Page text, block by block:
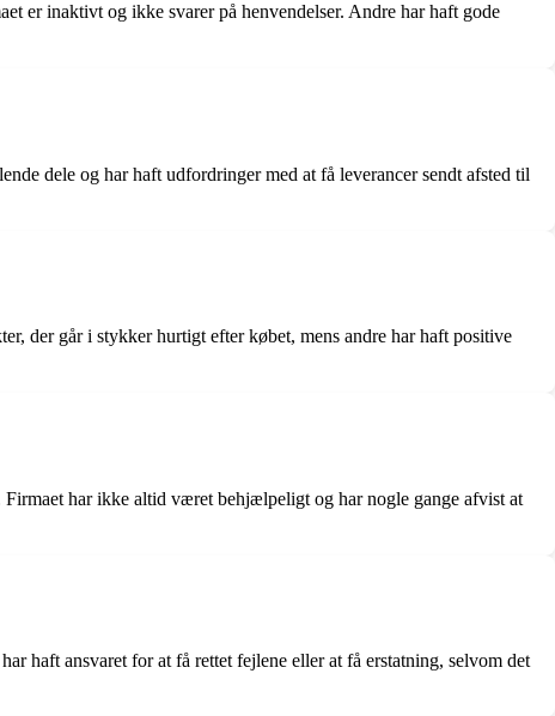
er inaktivt og ikke svarer på henvendelser. Andre har haft gode
dele og har haft udfordringer med at få leverancer sendt afsted til
der går i stykker hurtigt efter købet, mens andre har haft positive
har ikke altid været behjælpeligt og har nogle gange afvist at
haft ansvaret for at få rettet fejlene eller at få erstatning, selvom det